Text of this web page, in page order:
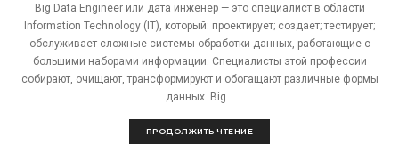
Big Data Engineer или дата инженер — это специалист в области
Information Technology (IT), который: проектирует; создает; тестирует;
обслуживает сложные системы обработки данных, работающие с
большими наборами информации. Специалисты этой профессии
собирают, очищают, трансформируют и обогащают различные формы
данных. Big...
ПРОДОЛЖИТЬ ЧТЕНИЕ